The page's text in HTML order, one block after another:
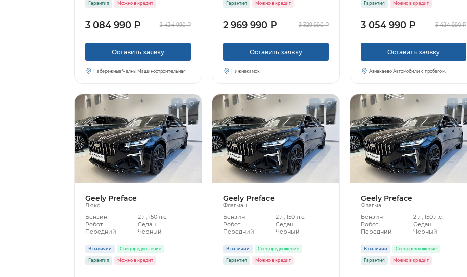
Гарантия Можно в кредит
3 084 990 ₽ 3 434 990 ₽
Оставить заявку
Набережные Челны Машиностроительная
Гарантия Можно в кредит
2 969 990 ₽ 3 329 990 ₽
Оставить заявку
Нижнекамск
Гарантия Можно в кредит
3 054 990 ₽ 3 434 990 ₽
Оставить заявку
Азнакаево Автомобили с пробегом.
Geely Preface
Люкс
Бензин
2 л, 150 л.с.
Робот
Седан
Передний
Черный
В наличии Спецпредложение
Гарантия Можно в кредит
Geely Preface
Флагман
Бензин
2 л, 150 л.с.
Робот
Седан
Передний
Черный
В наличии Спецпредложение
Гарантия Можно в кредит
Geely Preface
Флагман
Бензин
2 л, 150 л.с.
Робот
Седан
Передний
Черный
В наличии Спецпредложение
Гарантия Можно в кредит